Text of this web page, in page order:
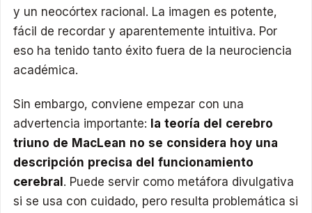
y un neocórtex racional. La imagen es potente,
fácil de recordar y aparentemente intuitiva. Por
eso ha tenido tanto éxito fuera de la neurociencia
académica.
Sin embargo, conviene empezar con una
advertencia importante: la teoría del cerebro
triuno de MacLean no se considera hoy una
descripción precisa del funcionamiento
cerebral . Puede servir como metáfora divulgativa
si se usa con cuidado, pero resulta problemática si